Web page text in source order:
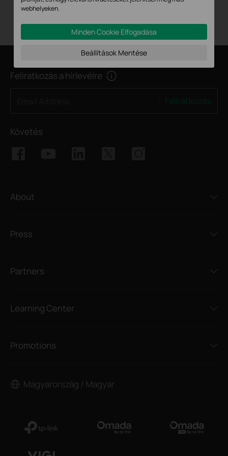
5 GHz-es 300 Mb/s 13dBi
kültéri egység
Feliratkozás a hírlevélre
Követés
About
Press
Partners
Learning Center
Promotions
Magyarország / Magyar
webhelyeken.
Minden Cookie Elfogadása
Beállítások Mentése